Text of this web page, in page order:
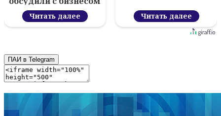
новый цифровой
проектЧитать далее Читать далее
ПАИ в Telegram